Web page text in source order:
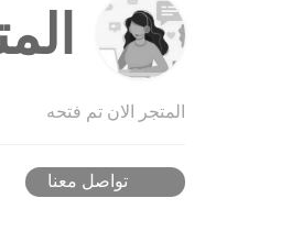
المتجر الان تم فتحه
تواصل معنا